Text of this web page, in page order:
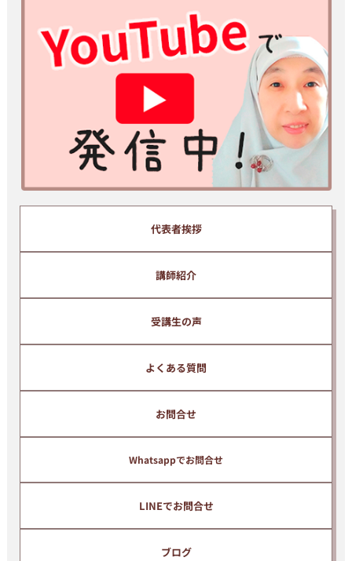
※ご入力いただいた情報は、当スクールプライバシーポリシーのも
と厳重に管理いたします。
※ yahoo、hotmail などのフリーメールアドレスでは受信できない
場合があるため、プロバイダーメールアドレスを推奨いたします。
※ ご入力いただいたメールアドレスは、当スクール代表、清水純子
のメールマガジンに自動的に登録されます。
メールマガジンでは、インドネシア語の上達に関わる有益な情報等
を無料で提供しています。
配信解除はいつでもご自身で簡単に行うことができます。
代表者挨拶
講師紹介
受講生の声
よくある質問
お問合せ
Whatsappでお問合せ
LINEでお問合せ
ブログ